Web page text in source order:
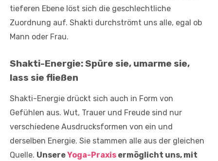
tieferen Ebene löst sich die geschlechtliche
Zuordnung auf. Shakti durchströmt uns alle, egal ob
Mann oder Frau.
Shakti-Energie: Spüre sie, umarme sie,
lass sie fließen
Shakti-Energie drückt sich auch in Form von
Gefühlen aus. Wut, Trauer und Freude sind nur
verschiedene Ausdrucksformen von ein und
derselben Energie. Sie stammen alle aus der gleichen
Quelle. UnsereYoga-Praxis ermöglicht uns, mit